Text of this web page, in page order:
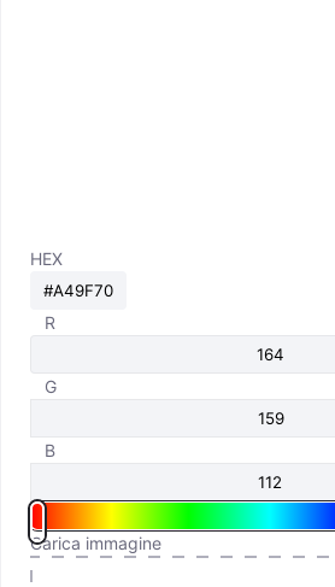
HEX
R
G
B
Carica immagine